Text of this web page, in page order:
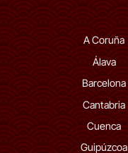
A Coruña
Álava
Barcelona
Cantabria
Cuenca
Guipúzcoa